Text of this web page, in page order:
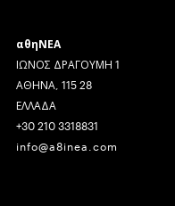
αθηΝΕΑ
ΙΩΝΟΣ ΔΡΑΓΟΥΜΗ 1
ΑΘΗΝΑ, 115 28
ΕΛΛΑΔΑ
+30 210 3318831
info@a8inea.com